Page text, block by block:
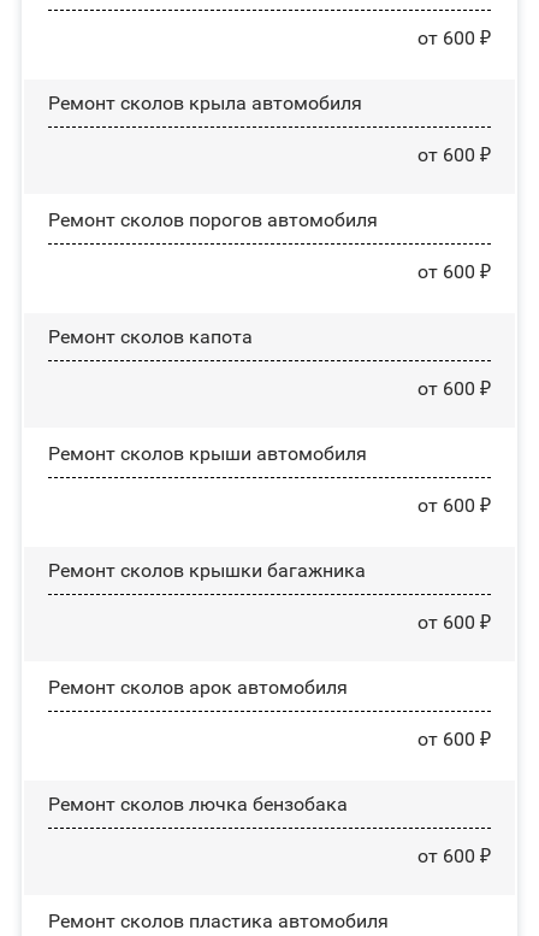
от 600 ₽
Ремонт сколов крыла автомобиля
от 600 ₽
Ремонт сколов порогов автомобиля
от 600 ₽
Ремонт сколов капота
от 600 ₽
Ремонт сколов крыши автомобиля
от 600 ₽
Ремонт сколов крышки багажника
от 600 ₽
Ремонт сколов арок автомобиля
от 600 ₽
Ремонт сколов лючка бензобака
от 600 ₽
Ремонт сколов пластика автомобиля